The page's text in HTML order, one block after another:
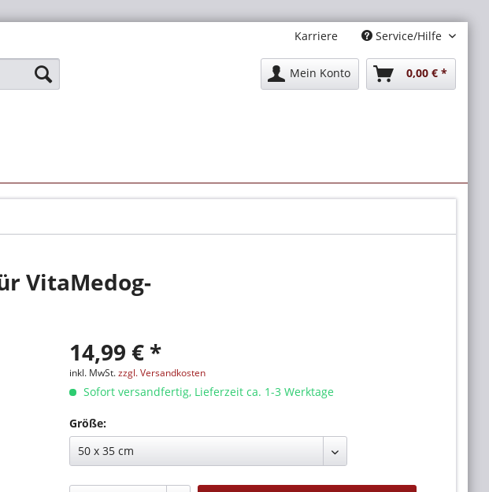
Karriere Service/Hilfe
Mein Konto 0,00 € *
VitaMedog-
14,99 € *
inkl. MwSt.zzgl. Versandkosten
Sofort versandfertig, Lieferzeit ca. 1-3 Werktage
Größe: